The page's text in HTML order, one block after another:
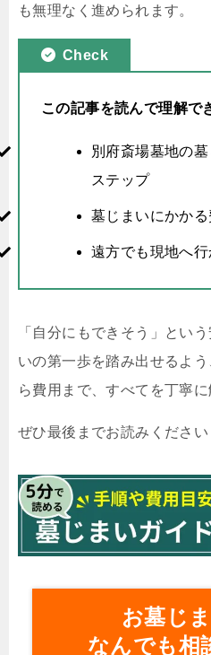
も無理なく進められます。
Check
この記事を読んで理解で
別府斎場墓地の
ステップ
墓じまいにかか
遠方でも現地へ
「自分にもできそう」とい
いの第一歩を踏み出せるよ
ら費用まで、すべてを丁寧に
ぜひ最後までお読みください
お墓じ
なんでも相